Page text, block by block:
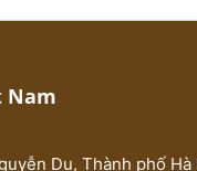
Nam
Du, Thành phố Hà